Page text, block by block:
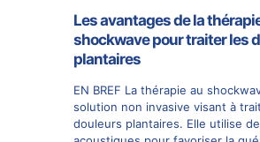
Les avantages de la
shockwave pour traiter les
plantaires
EN BREF La thérapie au
solution non invasive visant à
douleurs plantaires. Elle utilise